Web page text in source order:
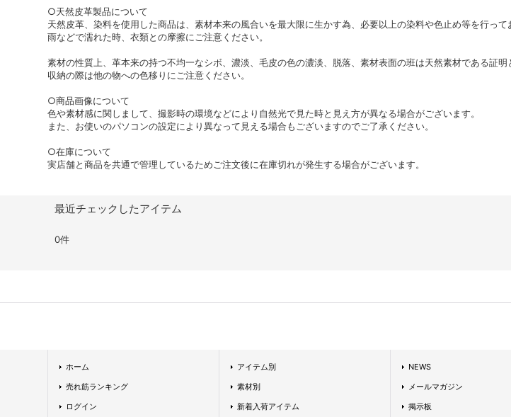
○天然皮革製品について
天然皮革、染料を使用した商品は、素材本来の風合いを最大限に生かす為、必要以上の染料や色止め等を行っ
雨などで濡れた時、衣類との摩擦にご注意ください。
素材の性質上、革本来の持つ不均一なシボ、濃淡、毛皮の色の濃淡、脱落、素材表面の班は天然素材である証明
収納の際は他の物への色移りにご注意ください。
○商品画像について
色や素材感に関しまして、撮影時の環境などにより自然光で見た時と見え方が異なる場合がございます。
また、お使いのパソコンの設定により異なって見える場合もございますのでご了承ください。
○在庫について
実店舗と商品を共通で管理しているためご注文後に在庫切れが発生する場合がございます。
最近チェックしたアイテム
0件
ホーム
売れ筋ランキング
ログイン
アイテム別
素材別
新着入荷アイテム
NEWS
メールマガジン
掲示板